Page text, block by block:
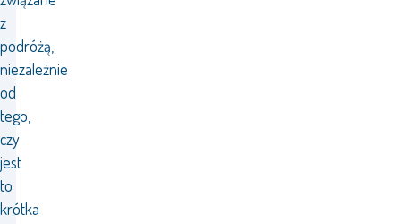
z
podróżą,
niezależnie
od
tego,
czy
jest
to
krótka